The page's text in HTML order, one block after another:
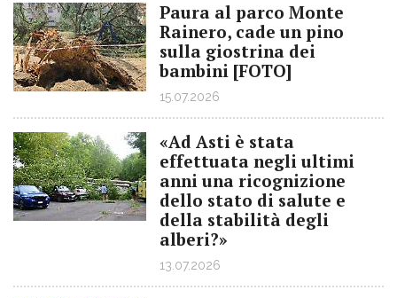
Paura al parco Monte
Rainero, cade un pino
sulla giostrina dei
bambini [FOTO]
15.07.2026
«Ad Asti è stata
effettuata negli ultimi
anni una ricognizione
dello stato di salute e
della stabilità degli
alberi?»
13.07.2026